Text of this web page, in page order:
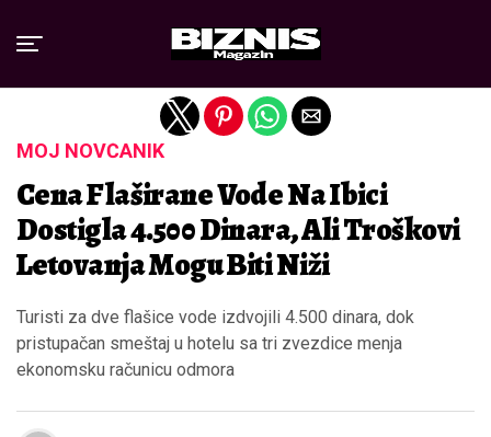
MOJ NOVČANIK
Cena Flaširane Vode Na Ibici
Dostigla 4.500 Dinara, Ali Troškovi
Letovanja Mogu Biti Niži
Turisti za dve flašice vode izdvojili 4.500 dinara, dok
pristupačan smeštaj u hotelu sa tri zvezdice menja
ekonomsku računicu odmora
Exit mobile version